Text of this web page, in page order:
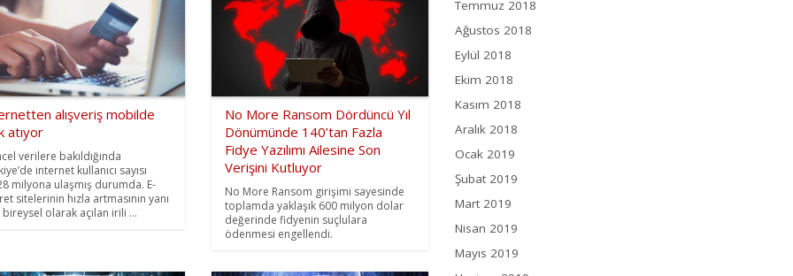
alışveriş mobilde
atıyor
verilere bakıldığında
internet kullanıcı sayısı
milyona ulaşmış durumda. E-
sitelerinin hızla artmasının yanı
bireysel olarak açılan irili ...
No More Ransom Dördüncü Yıl
Dönümünde 140’tan Fazla
Fidye Yazılımı Ailesine Son
Verişini Kutluyor
No More Ransom girişimi sayesinde
toplamda yaklaşık 600 milyon dolar
değerinde fidyenin suçlulara
ödenmesi engellendi.
Temmuz 2018
Ağustos 2018
Eylül 2018
Ekim 2018
Kasım 2018
Aralık 2018
Ocak 2019
Şubat 2019
Mart 2019
Nisan 2019
Mayıs 2019